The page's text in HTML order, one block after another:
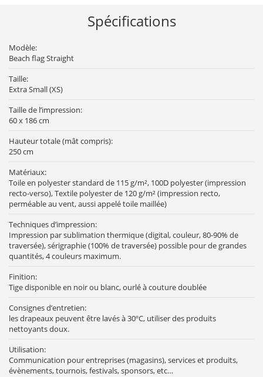
Spécifications
Modèle:
Beach flag Straight
Taille:
Extra Small (XS)
Taille de l’impression:
60 x 186 cm
Hauteur totale (mât compris):
250 cm
Matériaux:
Toile en polyester standard de 115 g/m², 100D polyester (impression
recto-verso), Textile polyester de 120 g/m² (impression recto,
perméable au vent, aussi appelé toile maillée)
Techniques d’impression:
Impression par sublimation thermique (digital, couleur, 80-90% de
traversée), sérigraphie (100% de traversée) possible pour de grandes
quantités, 4 couleurs maximum.
Finition:
Tige disponible en noir ou blanc, ourlé à couture doublée
Consignes d’entretien:
les drapeaux peuvent être lavés à 30ºC, utiliser des produits
nettoyants doux.
Utilisation:
Communication pour entreprises (magasins), services et produits,
évènements, tournois, festivals, sponsors, etc…